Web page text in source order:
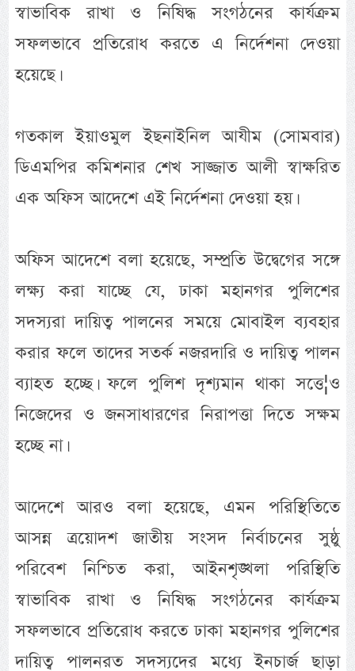
স্বাভাবিক রাখা ও নিষিদ্ধ সংগঠনের কার্যক্রম
সফলভাবে প্রতিরোধ করতে এ নির্দেশনা দেওয়া
হয়েছে।
গতকাল ইয়াওমুল ইছনাইনিল আযীম (সোমবার)
ডিএমপির কমিশনার শেখ সাজ্জাত আলী স্বাক্ষরিত
এক অফিস আদেশে এই নির্দেশনা দেওয়া হয়।
অফিস আদেশে বলা হয়েছে, সম্প্রতি উদ্বেগের সঙ্গে
লক্ষ্য করা যাচ্ছে যে, ঢাকা মহানগর পুলিশের
সদস্যরা দায়িত্ব পালনের সময়ে মোবাইল ব্যবহার
করার ফলে তাদের সতর্ক নজরদারি ও দায়িত্ব পালন
ব্যাহত হচ্ছে। ফলে পুলিশ দৃশ্যমান থাকা সত্তে¦ও
নিজেদের ও জনসাধারণের নিরাপত্তা দিতে সক্ষম
হচ্ছে না।
আদেশে আরও বলা হয়েছে, এমন পরিস্থিতিতে
আসন্ন ত্রয়োদশ জাতীয় সংসদ নির্বাচনের সুষ্ঠু
পরিবেশ নিশ্চিত করা, আইনশৃঙ্খলা পরিস্থিতি
স্বাভাবিক রাখা ও নিষিদ্ধ সংগঠনের কার্যক্রম
সফলভাবে প্রতিরোধ করতে ঢাকা মহানগর পুলিশের
দায়িত্ব পালনরত সদস্যদের মধ্যে ইনচার্জ ছাড়া